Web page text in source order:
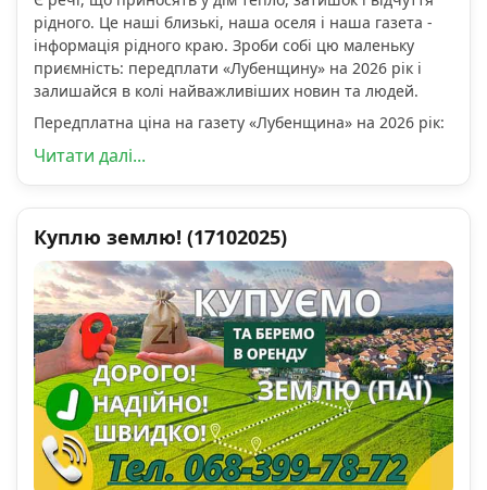
рідного. Це наші близькі, наша оселя і наша газета -
інформація рідного краю. Зроби собі цю маленьку
приємність: передплати «Лубенщину» на 2026 рік і
залишайся в колі найважливіших новин та людей.
Передплатна ціна на газету «Лубенщина» на 2026 рік:
Читати далі...
Куплю землю! (17102025)